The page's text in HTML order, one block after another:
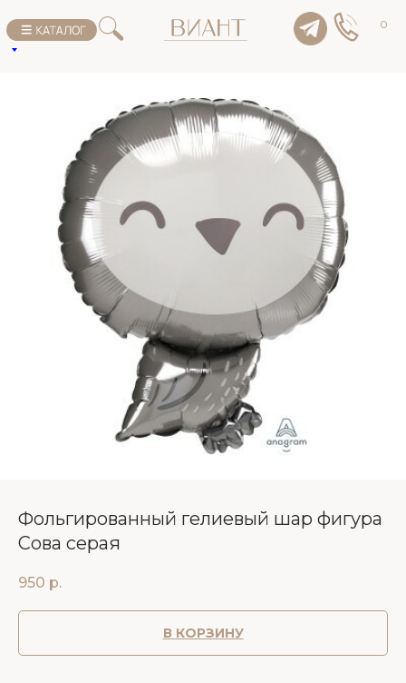
0
Фольгированный гелиевый шар фигура
Сова серая
950 р.
В КОРЗИНУ